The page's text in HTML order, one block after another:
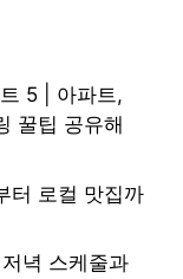
5 | 아파트,
꿀팁 공유해
터 로컬 맛집까
녁 스케줄과